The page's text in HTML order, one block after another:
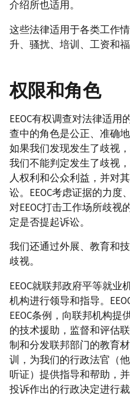
介绍所也适用。
这些法律适用于各类工作
升、骚扰、培训、工资和福
权限和角色
EEOC有权调查对法律适
查中的角色是公正、准确
如果我们发现发生了歧视
我们不能判定发生了歧视
人权利和公众利益，并对
讼。EEOC考虑证据的力
对EEOC打击工作场所歧
定是否提起诉讼。
我们还通过外展、教育和
歧视。
EEOC就联邦政府平等就
机构进行领导和指导。
EEOC条例，向联邦机构
的技术援助，监督和评估
制和分发联邦部门的教育
训，为我们的行政法官（
听证）提供指导和帮助，
投诉作出的行政决定进行裁